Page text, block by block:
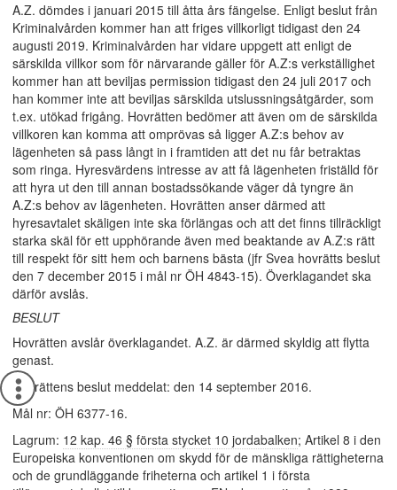
A.Z. dömdes i januari 2015 till åtta års fängelse. Enligt beslut från
Kriminalvården kommer han att friges villkorligt tidigast den 24
augusti 2019. Kriminalvården har vidare uppgett att enligt de
särskilda villkor som för närvarande gäller för A.Z:s verkställighet
kommer han att beviljas permission tidigast den 24 juli 2017 och
han kommer inte att beviljas särskilda utslussningsåtgärder, som
t.ex. utökad frigång. Hovrätten bedömer att även om de särskilda
villkoren kan komma att omprövas så ligger A.Z:s behov av
lägenheten så pass långt in i framtiden att det nu får betraktas
som ringa. Hyresvärdens intresse av att få lägenheten friställd för
att hyra ut den till annan bostadssökande väger då tyngre än
A.Z:s behov av lägenheten. Hovrätten anser därmed att
hyresavtalet skäligen inte ska förlängas och att det finns tillräckligt
starka skäl för ett upphörande även med beaktande av A.Z:s rätt
till respekt för sitt hem och barnens bästa (jfr Svea hovrätts beslut
den 7 december 2015 i mål nr ÖH 4843-15). Överklagandet ska
därför avslås.
BESLUT
Hovrätten avslår överklagandet. A.Z. är därmed skyldig att flytta
genast.
Hovrättens beslut meddelat: den 14 september 2016.
Mål nr: ÖH 6377-16.
Lagrum: 12 kap. 46 § första stycket 10 jordabalken; Artikel 8 i den
Europeiska konventionen om skydd för de mänskliga rättigheterna
och de grundläggande friheterna och artikel 1 i första